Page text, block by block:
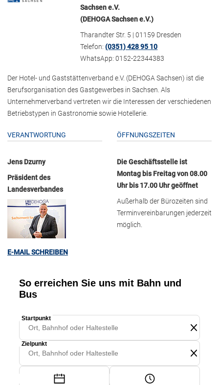
Sachsen e.V.
(DEHOGA Sachsen e.V.)
Tharandter Str. 5 | 01159 Dresden
Telefon:(0351) 428 95 10
WhatsApp: 0152-22344383
Der Hotel- und Gaststättenverband e.V. (DEHOGA Sachsen) ist die
Berufsorganisation des Gastgewerbes in Sachsen. Als
Unternehmerverband vertreten wir die Interessen der verschiedenen
Betriebstypen in Gastronomie sowie Hotellerie.
VERANTWORTUNG
Jens Dzurny
Präsident des
Landesverbandes
E-MAIL SCHREIBEN
ÖFFNUNGSZEITEN
Die Geschäftsstelle ist
Montag bis Freitag von 08.00
Uhr bis 17.00 Uhr geöffnet
Außerhalb der Bürozeiten sind
Terminvereinbarungen jederzeit
möglich.